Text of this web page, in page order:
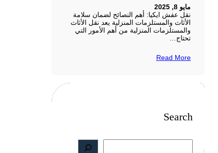
مايو 8, 2025
نقل عفش ايكيا: أهم النصائح لضمان سلامة
الأثاث والمستلزمات المنزلية يعد نقل الأثاث
والمستلزمات المنزلية من أهم الأمور التي
تحتاج…
Read More
Search
S